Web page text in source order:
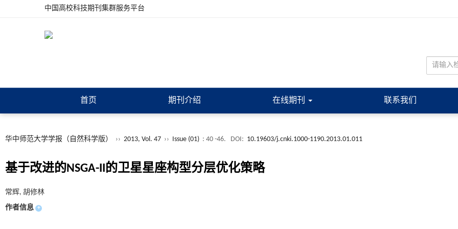
中国高校科技期刊集群服务平台
首页 期刊介绍 在线期刊 联系我们
华中师范大学学报（自然科学版） ›› 2013, Vol. 47 ›› Issue (01) : 40 -46. DOI: 10.19603/j.cnki.1000-1190.2013.01.011
基于改进的NSGA-II的卫星星座构型分层优化策略
常辉, 胡修林
作者信息 +